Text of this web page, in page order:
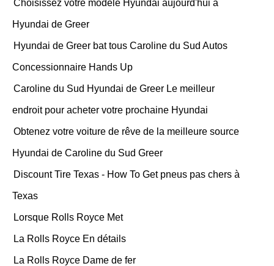
Choisissez votre modèle Hyundai aujourd'hui à
Hyundai de Greer
Hyundai de Greer bat tous Caroline du Sud Autos
Concessionnaire Hands Up
Caroline du Sud Hyundai de Greer Le meilleur
endroit pour acheter votre prochaine Hyundai
Obtenez votre voiture de rêve de la meilleure source
Hyundai de Caroline du Sud Greer
Discount Tire Texas - How To Get pneus pas chers à
Texas
Lorsque Rolls Royce Met
La Rolls Royce En détails
La Rolls Royce Dame de fer